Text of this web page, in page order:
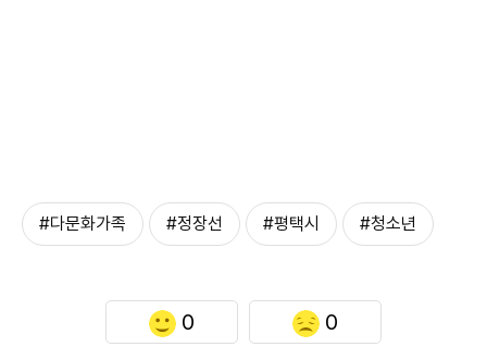
#다문화가족 #정장선 #평택시 #청소년
0 0